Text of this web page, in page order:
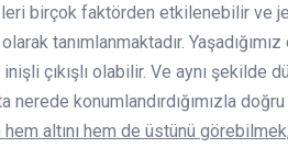
birçok faktörden etkilenebilir ve
tanımlanmaktadır.
çıkışlı olabilir. Ve aynı şekilde
konumlandırdığımızla doğru
altını hem de üstünü